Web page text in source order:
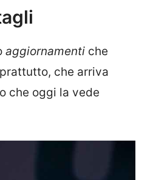
aggiornamenti che
che arriva
che oggi la vede